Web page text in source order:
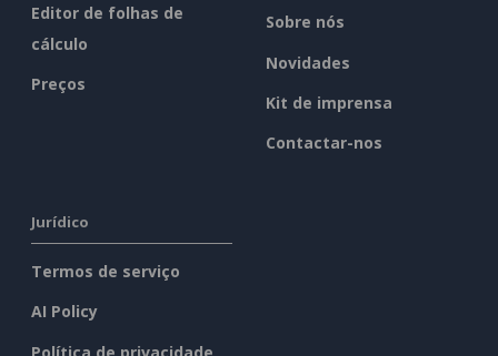
Editor de folhas de
cálculo
Preços
Sobre nós
Novidades
Kit de imprensa
Contactar-nos
Jurídico
Termos de serviço
AI Policy
Política de privacidade